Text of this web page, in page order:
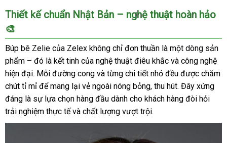
Thiết kế chuẩn Nhật Bản – nghệ thuật hoàn hảo
🎨
Búp bê Zelie của Zelex không chỉ đơn thuần là một dòng sản
phẩm – đó là kết tinh của nghệ thuật điêu khắc và công nghệ
hiện đại. Mỗi đường cong và từng chi tiết nhỏ đều được chăm
chút tỉ mỉ để mang lại vẻ ngoài nóng bỏng, thu hút. Đây xứng
đáng là sự lựa chọn hàng đầu dành cho khách hàng đòi hỏi
trải nghiệm thực tế và chất lượng vượt trội.